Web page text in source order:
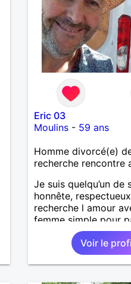
Eric 03
Moulins- 59 ans
Homme divorcé(e)
recherche rencontre
Je suis quelqu’un de
honnête,
recherche l amour
femme simple pour
moments agréables
voyager, visiter
sans prise de tête.
Voir le